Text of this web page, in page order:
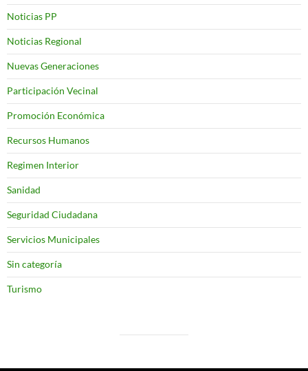
Noticias PP
Noticias Regional
Nuevas Generaciones
Participación Vecinal
Promoción Económica
Recursos Humanos
Regimen Interior
Sanidad
Seguridad Ciudadana
Servicios Municipales
Sin categoría
Turismo